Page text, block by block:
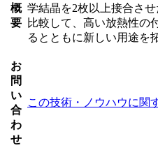
概
要
学結晶を2枚以上接合さ
比較して、高い放熱性の
るとともに新しい用途を
お
問
い
合
わ
せ
この技術・ノウハウに関